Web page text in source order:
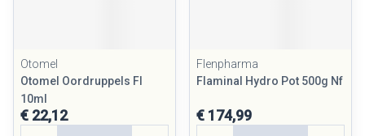
Otomel
Otomel Oordruppels Fl
10ml
€ 22,12
Flenpharma
Flaminal Hydro Pot 500g Nf
€ 174,99